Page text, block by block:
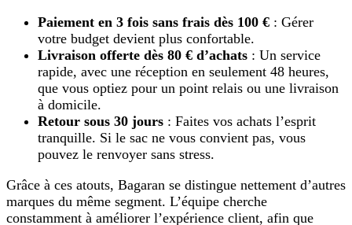
Paiement en 3 fois sans frais dès 100 € : Gérer
votre budget devient plus confortable.
Livraison offerte dès 80 € d’achats : Un service
rapide, avec une réception en seulement 48 heures,
que vous optiez pour un point relais ou une livraison
à domicile.
Retour sous 30 jours : Faites vos achats l’esprit
tranquille. Si le sac ne vous convient pas, vous
pouvez le renvoyer sans stress.
Grâce à ces atouts, Bagaran se distingue nettement d’autres
marques du même segment. L’équipe cherche
constamment à améliorer l’expérience client, afin que